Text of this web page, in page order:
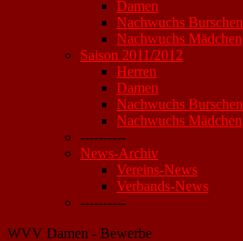
Damen
Nachwuchs Burschen
Nachwuchs Mädchen
Saison 2011/2012
Herren
Damen
Nachwuchs Burschen
Nachwuchs Mädchen
----------
News-Archiv
Vereins-News
Verbands-News
----------
WVV Damen - Bewerbe